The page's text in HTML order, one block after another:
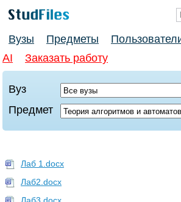
Вузы Предметы
AI
Заказать работу
Вуз
Предмет
Лаб 1.docx
Лаб2.docx